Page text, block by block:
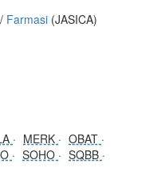
Farmasi (JASICA)
MERK
OBAT
SOHO
SQBB